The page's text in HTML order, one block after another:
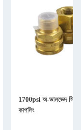
1700psi অ-ভালভেদ
কাপলিং